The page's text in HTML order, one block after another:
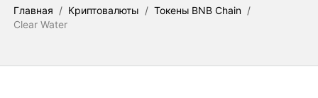
Главная / Криптовалюты / Токены BNB Chain /
Clear Water